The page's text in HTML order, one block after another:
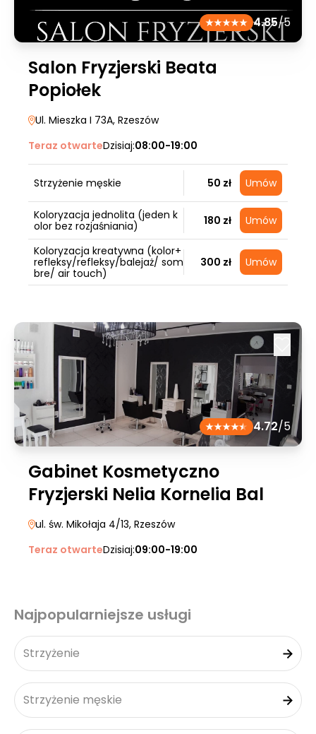
4.85/5
Salon Fryzjerski Beata
Popiołek
Ul. Mieszka I 73A, Rzeszów
Teraz otwarteDzisiaj:08:00-19:00
Strzyżenie męskie 50 zł Umów
Koloryzacja jednolita (jeden k
olor bez rozjaśniania)
180 zł Umów
Koloryzacja kreatywna (kolor+
refleksy/refleksy/balejaż/ som
bre/ air touch)
300 zł Umów
4.72/5
Gabinet Kosmetyczno
Fryzjerski Nelia Kornelia Bal
ul. św. Mikołaja 4/13, Rzeszów
Teraz otwarteDzisiaj:09:00-19:00
Najpopularniejsze usługi
Strzyżenie
Strzyżenie męskie